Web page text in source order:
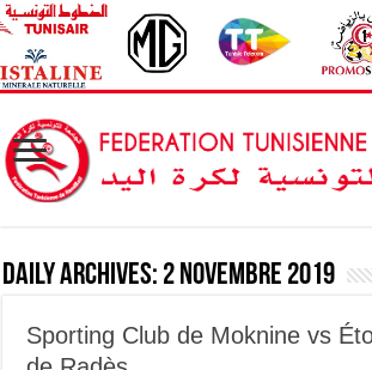
Daily Archives: 2 novembre 2019
Sporting Club de Moknine vs